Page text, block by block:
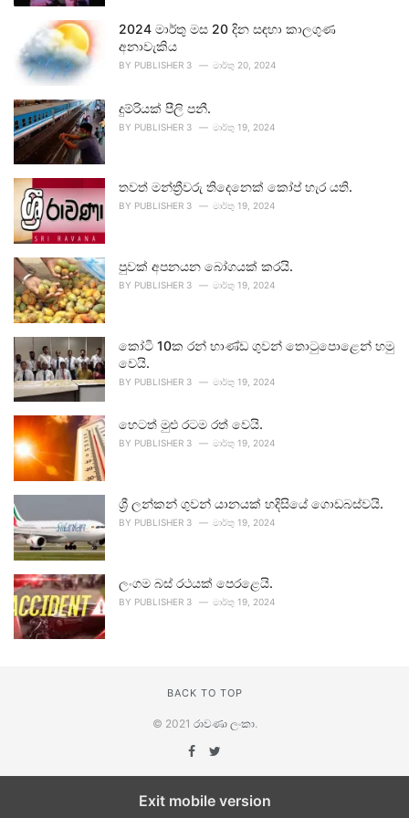
2024 මාර්තු මස 20 දින සඳහා කාලගුණ
අනාවැකිය
BY PUBLISHER 3 මාර්තු 20, 2024
දුම්රියක් පීලි පනී.
BY PUBLISHER 3 මාර්තු 19, 2024
තවත් මන්ත්‍රීවරු තිදෙනෙක් කෝප් හැර යති.
BY PUBLISHER 3 මාර්තු 19, 2024
පුවක් අපනයන බෝගයක් කරයි.
BY PUBLISHER 3 මාර්තු 19, 2024
කෝටි 10ක රන් භාණ්ඩ ගුවන් තොටුපොළෙන් හමු
වෙයි.
BY PUBLISHER 3 මාර්තු 19, 2024
හෙටත් මුළු රටම රත් වෙයි.
BY PUBLISHER 3 මාර්තු 19, 2024
ශ්‍රී ලන්කන් ගුවන් යානයක් හදිසියේ ගොඩබස්වයි.
BY PUBLISHER 3 මාර්තු 19, 2024
ලංගම බස් රථයක් පෙරළෙයි.
BY PUBLISHER 3 මාර්තු 19, 2024
BACK TO TOP
© 2021 රාවණා ලංකා.
Exit mobile version